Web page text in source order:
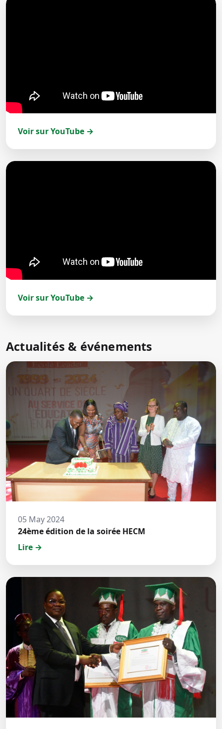
Voir sur YouTube →
Voir sur YouTube →
Actualités & événements
05 May 2024
24ème édition de la soirée HECM
Lire →